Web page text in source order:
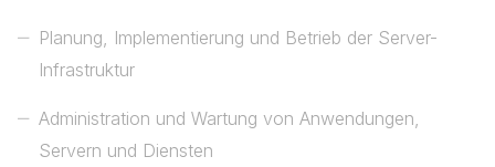
Planung, Implementierung und Betrieb der Server-
Infrastruktur
Administration und Wartung von Anwendungen,
Servern und Diensten